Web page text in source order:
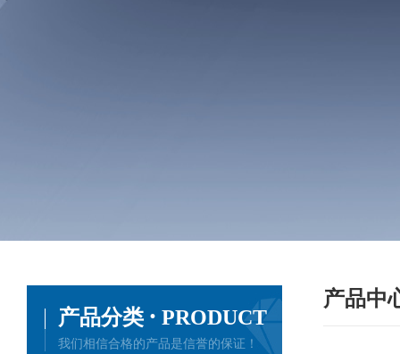
产品中
产品分类 · PRODUCT
我们相信合格的产品是信誉的保证！